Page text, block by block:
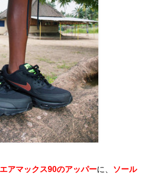
エアマックス90のアッパーに、
ソール